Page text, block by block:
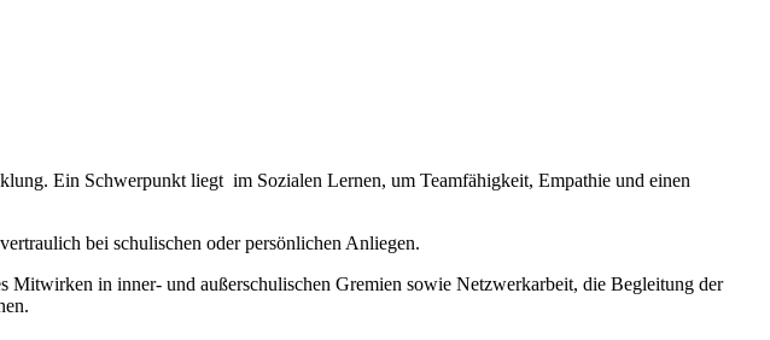
Ein Schwerpunkt liegt im Sozialen Lernen, um Teamfähigkeit, Empathie und einen
bei schulischen oder persönlichen Anliegen.
in inner- und außerschulischen Gremien sowie Netzwerkarbeit, die Begleitung der